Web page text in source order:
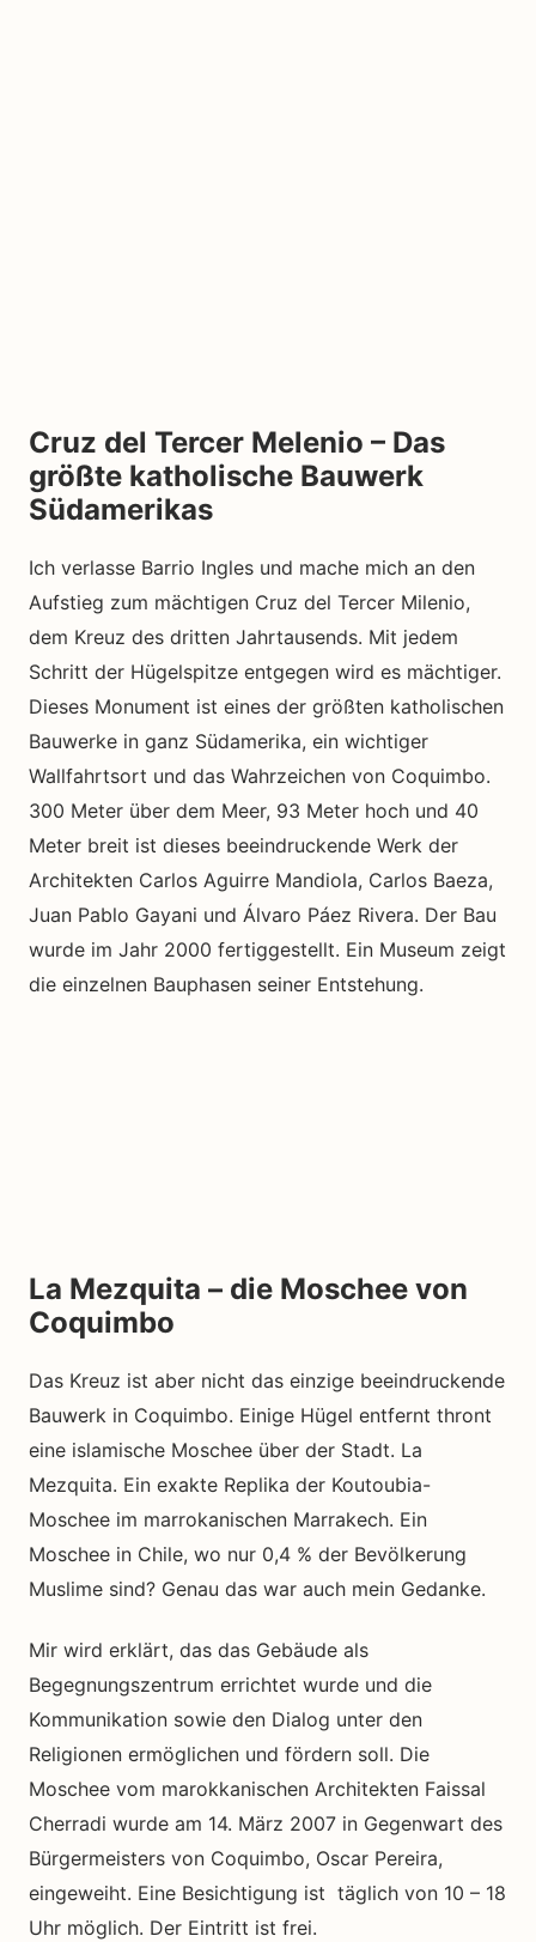
Cruz del Tercer Melenio – Das
größte katholische Bauwerk
Südamerikas
Ich verlasse Barrio Ingles und mache mich an den
Aufstieg zum mächtigen Cruz del Tercer Milenio,
dem Kreuz des dritten Jahrtausends. Mit jedem
Schritt der Hügelspitze entgegen wird es mächtiger.
Dieses Monument ist eines der größten katholischen
Bauwerke in ganz Südamerika, ein wichtiger
Wallfahrtsort und das Wahrzeichen von Coquimbo.
300 Meter über dem Meer, 93 Meter hoch und 40
Meter breit ist dieses beeindruckende Werk der
Architekten Carlos Aguirre Mandiola, Carlos Baeza,
Juan Pablo Gayani und Álvaro Páez Rivera. Der Bau
wurde im Jahr 2000 fertiggestellt. Ein Museum zeigt
die einzelnen Bauphasen seiner Entstehung.
La Mezquita – die Moschee von
Coquimbo
Das Kreuz ist aber nicht das einzige beeindruckende
Bauwerk in Coquimbo. Einige Hügel entfernt thront
eine islamische Moschee über der Stadt. La
Mezquita. Ein exakte Replika der Koutoubia-
Moschee im marrokanischen Marrakech. Ein
Moschee in Chile, wo nur 0,4 % der Bevölkerung
Muslime sind? Genau das war auch mein Gedanke.
Mir wird erklärt, das das Gebäude als
Begegnungszentrum errichtet wurde und die
Kommunikation sowie den Dialog unter den
Religionen ermöglichen und fördern soll. Die
Moschee vom marokkanischen Architekten Faissal
Cherradi wurde am 14. März 2007 in Gegenwart des
Bürgermeisters von Coquimbo, Oscar Pereira,
eingeweiht. Eine Besichtigung ist täglich von 10 – 18
Uhr möglich. Der Eintritt ist frei.